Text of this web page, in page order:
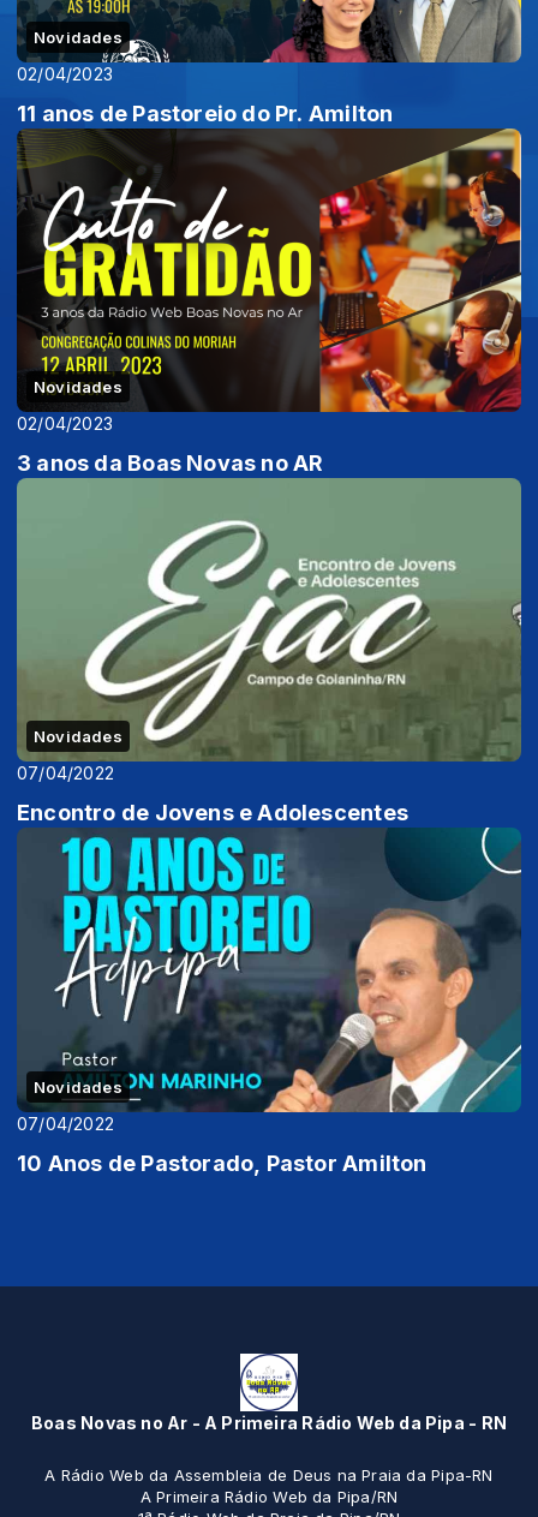
Novidades
02/04/2023
11 anos de Pastoreio do Pr. Amilton
Novidades
02/04/2023
3 anos da Boas Novas no AR
Novidades
07/04/2022
Encontro de Jovens e Adolescentes
Novidades
07/04/2022
10 Anos de Pastorado, Pastor Amilton
Boas Novas no Ar - A Primeira Rádio Web da Pipa - RN
A Rádio Web da Assembleia de Deus na Praia da Pipa-RN
A Primeira Rádio Web da Pipa/RN